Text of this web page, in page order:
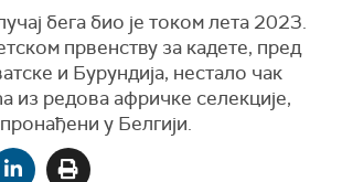
бега био је током лета 2023.
првенству за кадете, пред
и Бурундија, нестало чак
из редова афричке селекције,
у Белгији.